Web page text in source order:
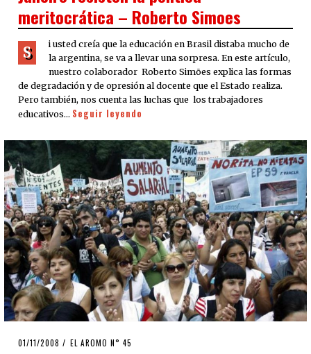
meritocrática – Roberto Simoes
S
i usted creía que la educación en Brasil distaba mucho de
la argentina, se va a llevar una sorpresa. En este artículo,
nuestro colaborador Roberto Simões explica las formas
de degradación y de opresión al docente que el Estado realiza.
Pero también, nos cuenta las luchas que los trabajadores
educativos… Seguir leyendo
POSTED
01/11/2008 25/03/2020
EL AROMO N° 45